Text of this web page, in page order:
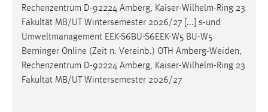
Rechenzentrum D-92224 Amberg, Kaiser-Wilhelm-Ring 23
Fakultät MB/UT Wintersemester 2026/27 [...] s-und
Umweltmanagement EEK-S6BU-S6EEK-W5 BU-W5
Berninger Online (Zeit n. Vereinb.) OTH Amberg-Weiden,
Rechenzentrum D-92224 Amberg, Kaiser-Wilhelm-Ring 23
Fakultät MB/UT Wintersemester 2026/27
Google Ads
Name:
_gcl_au
Anbieter: